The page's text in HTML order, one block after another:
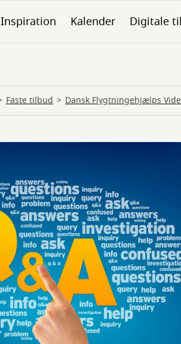
Inspiration Kalender Digitale
Faste tilbud Dansk Flygtningehjælps